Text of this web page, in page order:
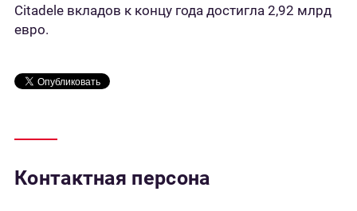
Citadele вкладов к концу года достигла 2,92 млрд
евро.
Контактная персона